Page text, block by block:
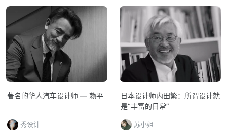
著名的华人汽车设计师 — 赖平
秀设计
日本设计师内田繁：所谓设计就
是“丰富的日常”
苏小姐